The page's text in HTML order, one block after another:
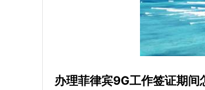
办理菲律宾9G工作签证期间